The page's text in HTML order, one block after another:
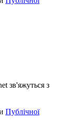
зв'яжуться з
Публічної